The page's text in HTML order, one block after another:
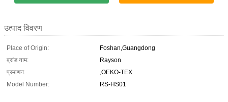
उत्पाद विवरण
Place of Origin:
Foshan,Guangdong
ब्रांड नाम:
Rayson
प्रमाणन:
,OEKO-TEX
Model Number:
RS-HS01